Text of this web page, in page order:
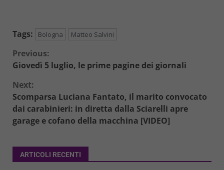
Tags: Bologna Matteo Salvini
Continue
Reading
Previous:
Giovedì 5 luglio, le prime pagine dei giornali
Next:
Scomparsa Luciana Fantato, il marito convocato
dai carabinieri: in diretta dalla Sciarelli apre
garage e cofano della macchina [VIDEO]
ARTICOLI RECENTI